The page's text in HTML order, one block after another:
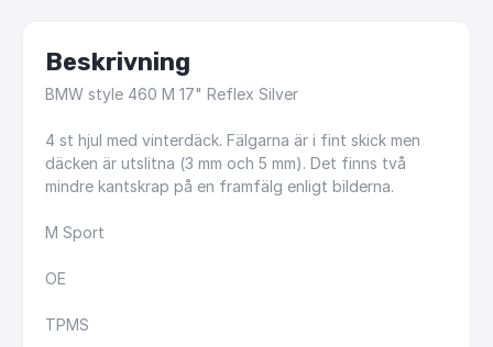
Beskrivning
BMW style 460 M 17" Reflex Silver
4 st hjul med vinterdäck. Fälgarna är i fint skick men
däcken är utslitna (3 mm och 5 mm). Det finns två
mindre kantskrap på en framfälg enligt bilderna.
M Sport
OE
TPMS